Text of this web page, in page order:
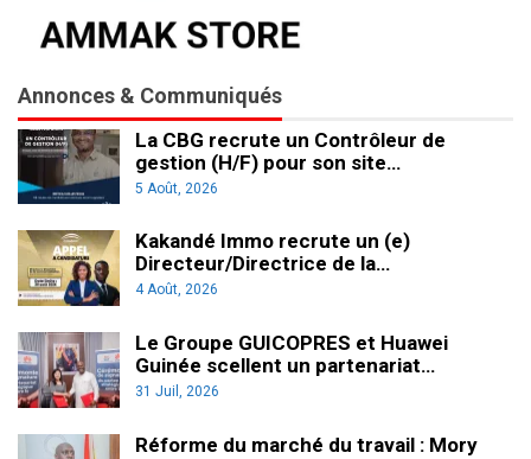
Annonces & Communiqués
La CBG recrute un Contrôleur de
gestion (H/F) pour son site…
5 Août, 2026
Kakandé Immo recrute un (e)
Directeur/Directrice de la…
4 Août, 2026
Le Groupe GUICOPRES et Huawei
Guinée scellent un partenariat…
31 Juil, 2026
Réforme du marché du travail : Mory